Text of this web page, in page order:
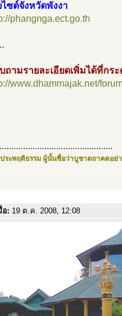
ไซต์จังหวัดพังงา
phangnga.ect.go.th
ถามรายละเอียดเพิ่มได้ที่กร
www.dhammajak.net/
ระพฤติธรรม ผู้นั้นชื่อว่าบูชาตถาคตอย่า
อ: 19 ต.ค. 2008, 12:08